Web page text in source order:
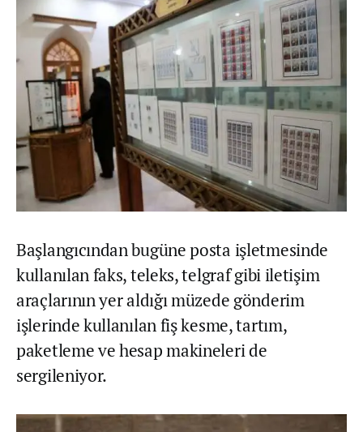
Başlangıcından bugüne posta işletmesinde
kullanılan faks, teleks, telgraf gibi iletişim
araçlarının yer aldığı müzede gönderim
işlerinde kullanılan fiş kesme, tartım,
paketleme ve hesap makineleri de
sergileniyor.